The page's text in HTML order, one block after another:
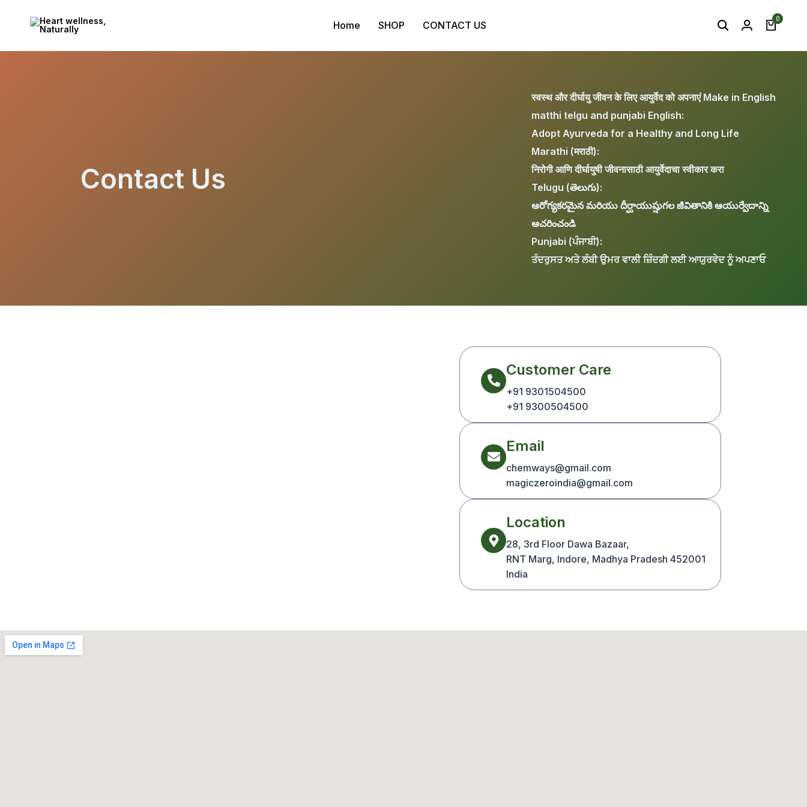
wellness,
Healing
Home SHOP CONTACT US
0
Contact Us
स्वस्थ और दीर्घायु जीवन के लिए आयुर्वेद को अपनाएं Make in English
matthi telgu and punjabi English:
Adopt Ayurveda for a Healthy and Long Life
Marathi (मराठी):
निरोगी आणि दीर्घायुषी जीवनासाठी आयुर्वेदाचा स्वीकार करा
Telugu (తెలుగు):
ఆరోగ్యకరమైన మరియు దీర్ఘాయుష్షుగల జీవితానికి ఆయుర్వేదాన్ని
ఆచరించండి
Punjabi (ਪੰਜਾਬੀ):
ਤੰਦਰੁਸਤ ਅਤੇ ਲੰਬੀ ਉਮਰ ਵਾਲੀ ਜ਼ਿੰਦਗੀ ਲਈ ਆਯੁਰਵੇਦ ਨੂੰ ਅਪਣਾਓ
Customer Care
+91 9301504500
+91 9300504500
Email
chemways@gmail.com
magiczeroindia@gmail.com
Location
28, 3rd Floor Dawa Bazaar,
RNT Marg, Indore, Madhya Pradesh 452001
India